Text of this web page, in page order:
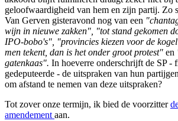
geloofwaardigheid van hem en zijn partij. Zo
Van Gerven gisteravond nog van een
wijn in nieuwe zakken", "tot stand gekomen
IPO-bobo's", "provincies kiezen voor de
men tekent, dan is het onder groot protest" en
gatenkaas". In hoeverre onderschrijft de SP -
gedeputeerde - de uitspraken van hun
om afstand te nemen van deze uitspraken?
Tot zover onze termijn, ik bied de voorzitter
amendement aan.